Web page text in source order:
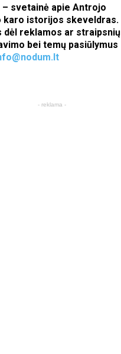
– svetainė apie Antrojo
karo istorijos skeveldras.
dėl reklamos ar straipsnių
bei temų pasiūlymus
- reklama -